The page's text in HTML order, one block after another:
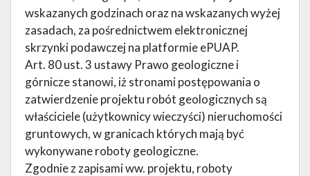
wskazanych godzinach oraz na wskazanych wyżej
zasadach, za pośrednictwem elektronicznej
skrzynki podawczej na platformie ePUAP.
Art. 80 ust. 3 ustawy Prawo geologiczne i
górnicze stanowi, iż stronami postępowania o
zatwierdzenie projektu robót geologicznych są
właściciele (użytkownicy wieczyści) nieruchomości
gruntowych, w granicach których mają być
wykonywane roboty geologiczne.
Zgodnie z zapisami ww. projektu, roboty